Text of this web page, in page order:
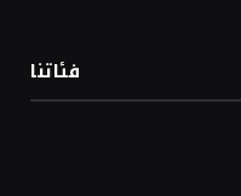
فئاتنا